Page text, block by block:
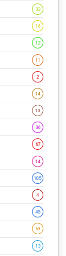
33
16
12
11
2
14
10
36
67
14
105
4
45
69
13